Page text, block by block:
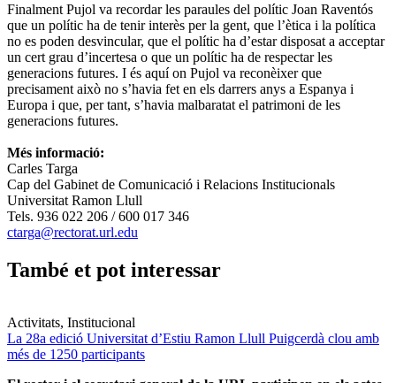
Finalment Pujol va recordar les paraules del polític Joan Raventós
que un polític ha de tenir interès per la gent, que l’ètica i la política
no es poden desvincular, que el polític ha d’estar disposat a acceptar
un cert grau d’incertesa o que un polític ha de respectar les
generacions futures. I és aquí on Pujol va reconèixer que
precisament això no s’havia fet en els darrers anys a Espanya i
Europa i que, per tant, s’havia malbaratat el patrimoni de les
generacions futures.
Més informació:
Carles Targa
Cap del Gabinet de Comunicació i Relacions Institucionals
Universitat Ramon Llull
Tels. 936 022 206 / 600 017 346
ctarga@rectorat.url.edu
També et pot interessar
Activitats, Institucional
La 28a edició Universitat d’Estiu Ramon Llull Puigcerdà clou amb
més de 1250 participants